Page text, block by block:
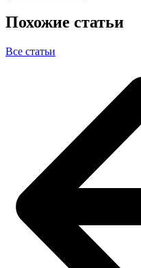
Похожие статьи
Все статьи